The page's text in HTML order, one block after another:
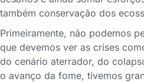
também conservação dos
Primeiramente, não podemos
que devemos ver as crises
do cenário aterrador, do
o avanço da fome, tivemos